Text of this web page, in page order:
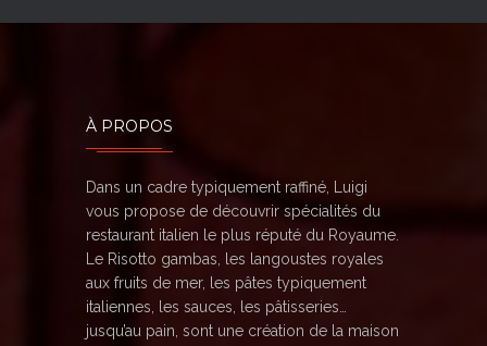
À PROPOS
Dans un cadre typiquement raffiné, Luigi
vous propose de découvrir spécialités du
restaurant italien le plus réputé du Royaume.
Le Risotto gambas, les langoustes royales
aux fruits de mer, les pâtes typiquement
italiennes, les sauces, les pâtisseries…
jusqu’au pain, sont une création de la maison